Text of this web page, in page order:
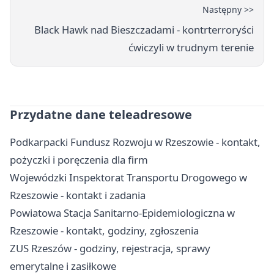
Następny >>
Black Hawk nad Bieszczadami - kontrterroryści
ćwiczyli w trudnym terenie
Przydatne dane teleadresowe
Podkarpacki Fundusz Rozwoju w Rzeszowie - kontakt,
pożyczki i poręczenia dla firm
Wojewódzki Inspektorat Transportu Drogowego w
Rzeszowie - kontakt i zadania
Powiatowa Stacja Sanitarno-Epidemiologiczna w
Rzeszowie - kontakt, godziny, zgłoszenia
ZUS Rzeszów - godziny, rejestracja, sprawy
emerytalne i zasiłkowe